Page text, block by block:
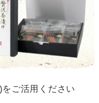
ご活用ください